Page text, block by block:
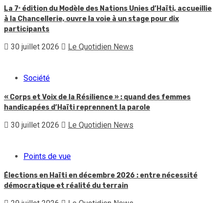
La 7ᵉ édition du Modèle des Nations Unies d’Haïti, accueillie
à la Chancellerie, ouvre la voie à un stage pour dix
participants
30 juillet 2026 Le Quotidien News
Société
« Corps et Voix de la Résilience » : quand des femmes
handicapées d’Haïti reprennent la parole
30 juillet 2026 Le Quotidien News
Points de vue
Élections en Haïti en décembre 2026 : entre nécessité
démocratique et réalité du terrain